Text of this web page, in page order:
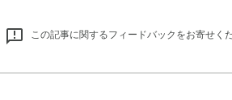
この記事に関するフィードバックをお寄せく